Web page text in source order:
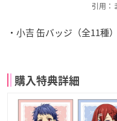
引用：
・小吉 缶バッジ（全11種）
購入特典詳細